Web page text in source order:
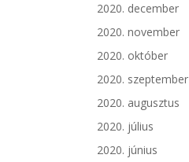
2020. december
2020. november
2020. október
2020. szeptember
2020. augusztus
2020. július
2020. június